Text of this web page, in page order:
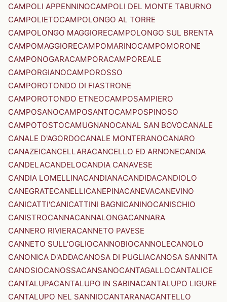
CAMPOLI APPENNINOCAMPOLI DEL MONTE TABURNO
CAMPOLIETOCAMPOLONGO AL TORRE
CAMPOLONGO MAGGIORECAMPOLONGO SUL BRENTA
CAMPOMAGGIORECAMPOMARINOCAMPOMORONE
CAMPONOGARACAMPORACAMPOREALE
CAMPORGIANOCAMPOROSSO
CAMPOROTONDO DI FIASTRONE
CAMPOROTONDO ETNEOCAMPOSAMPIERO
CAMPOSANOCAMPOSANTOCAMPOSPINOSO
CAMPOTOSTOCAMUGNANOCANAL SAN BOVOCANALE
CANALE D'AGORDOCANALE MONTERANOCANARO
CANAZEICANCELLARACANCELLO ED ARNONECANDA
CANDELACANDELOCANDIA CANAVESE
CANDIA LOMELLINACANDIANACANDIDACANDIOLO
CANEGRATECANELLICANEPINACANEVACANEVINO
CANICATTI'CANICATTINI BAGNICANINOCANISCHIO
CANISTROCANNACANNALONGACANNARA
CANNERO RIVIERACANNETO PAVESE
CANNETO SULL'OGLIOCANNOBIOCANNOLECANOLO
CANONICA D'ADDACANOSA DI PUGLIACANOSA SANNITA
CANOSIOCANOSSACANSANOCANTAGALLOCANTALICE
CANTALUPACANTALUPO IN SABINACANTALUPO LIGURE
CANTALUPO NEL SANNIOCANTARANACANTELLO